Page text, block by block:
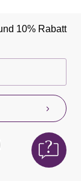
10% Rabatt